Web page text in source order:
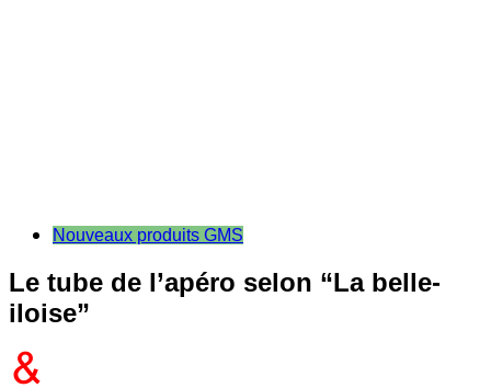
Nouveaux produits GMS
Le tube de l’apéro selon “La belle-
iloise”